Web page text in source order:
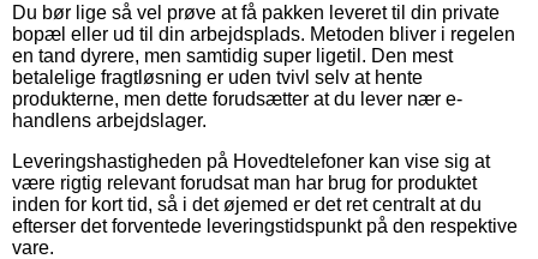
Du bør lige så vel prøve at få pakken leveret til din private
bopæl eller ud til din arbejdsplads. Metoden bliver i regelen
en tand dyrere, men samtidig super ligetil. Den mest
betalelige fragtløsning er uden tvivl selv at hente
produkterne, men dette forudsætter at du lever nær e-
handlens arbejdslager.
Leveringshastigheden på Hovedtelefoner kan vise sig at
være rigtig relevant forudsat man har brug for produktet
inden for kort tid, så i det øjemed er det ret centralt at du
efterser det forventede leveringstidspunkt på den respektive
vare.